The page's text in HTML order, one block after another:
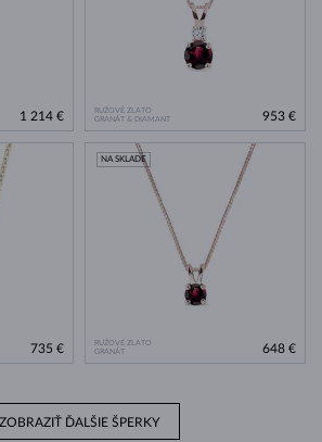
1 214 €
RUŽOVÉ ZLATO
GRANÁT & DIAMANT
953 €
735 €
RUŽOVÉ ZLATO
GRANÁT
NA SKLADE
648 €
ZOBRAZIŤ ĎALŠIE ŠPERKY